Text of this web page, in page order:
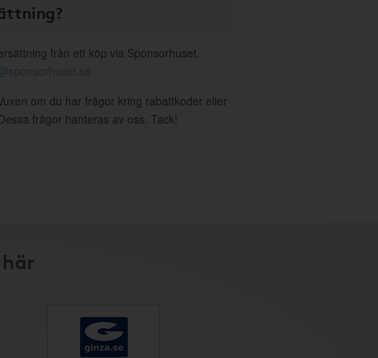
från ett köp via Sponsorhuset,
om du har frågor kring rabattkoder eller
frågor hanteras av oss. Tack!